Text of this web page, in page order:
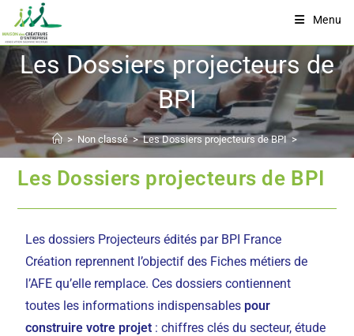
Menu
Les Dossiers projecteurs de
BPI
> Non classé > Les Dossiers projecteurs de BPI >
Les Dossiers projecteurs de BPI
Les dossiers Projecteurs édités par BPI France
Création reprennent l’objectif des Fiches métiers de
l’AFE qu’elle remplace. Ces dossiers contiennent
toutes les informations indispensables pour
construire votre projet : chiffres clés du secteur, étude